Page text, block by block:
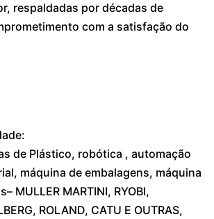
respaldadas por décadas de
com a satisfação do
de Plástico, robótica , automação
máquina de embalagens, máquina
MULLER MARTINI, RYOBI,
ROLAND, CATU E OUTRAS,